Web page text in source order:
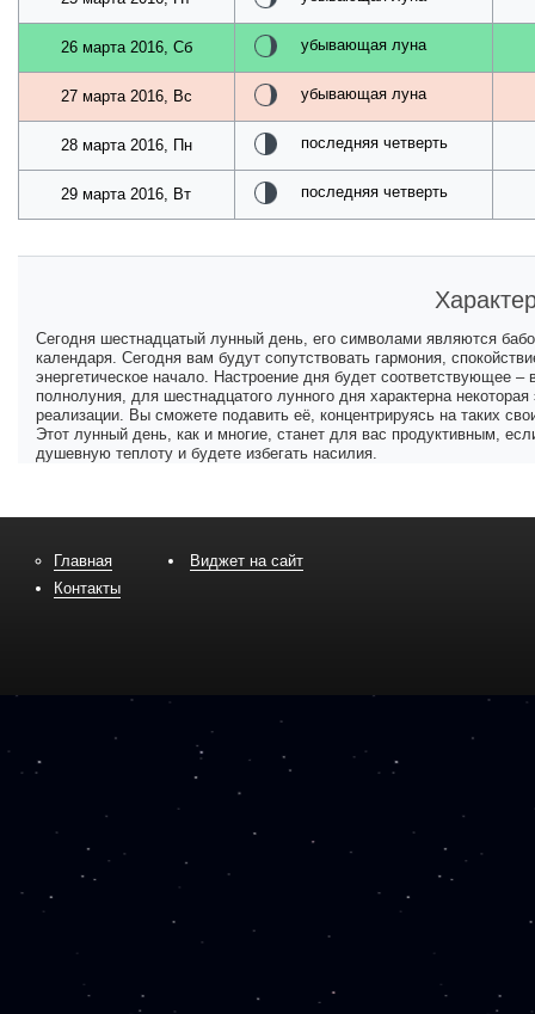
26 марта 2016, Сб убывающая луна
27 марта 2016, Вс убывающая луна
28 марта 2016, Пн последняя четверть
29 марта 2016, Вт последняя четверть
Сегодня шестнадцатый лунный день, его символами являются
календаря. Сегодня вам будут сопутствовать гармония,
энергетическое начало. Настроение дня будет соответствующее
полнолуния, для шестнадцатого лунного дня характерна
реализации. Вы сможете подавить её, концентрируясь на таких
Этот лунный день, как и многие, станет для вас продуктивным,
душевную теплоту и будете избегать насилия.
Главная
Контакты
Виджет на сайт